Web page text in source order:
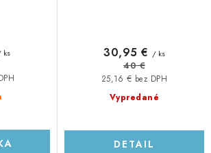
ks
Vypredané
25,16 € bez DPH
30,95 € / ks
40 €
DETAIL